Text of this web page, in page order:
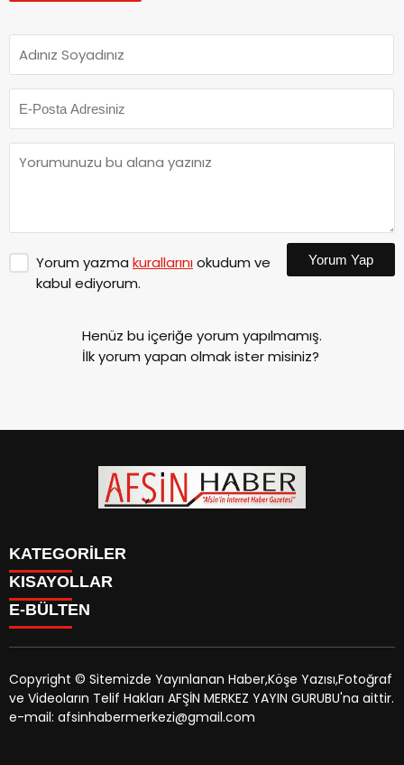
Yorum yazma kurallarınıokudum ve
kabul ediyorum.
Yorum Yap
Henüz bu içeriğe yorum yapılmamış.
İlk yorum yapan olmak ister misiniz?
KATEGORİLER
SİYASET
EĞİTİM
MAGAZİN
MANŞETLER
ÖZEL HABER
KISAYOLLAR
SİYASET
EĞİTİM
KÜLTÜR SANAT
MAGAZİN
MANŞETLER
E-BÜLTEN
afsinhaber.com e-bültenine abone olarak, tarafınıza haber,
duyuru ve kampanya içerikli e-postaların gönderilmesini
Copyright © Sitemizde Yayınlanan Haber,Köşe Yazısı,Fotoğraf
ve Videoların Telif Hakları AFŞİN MERKEZ YAYIN GURUBU'na aittir.
e-mail: afsinhabermerkezi@gmail.com